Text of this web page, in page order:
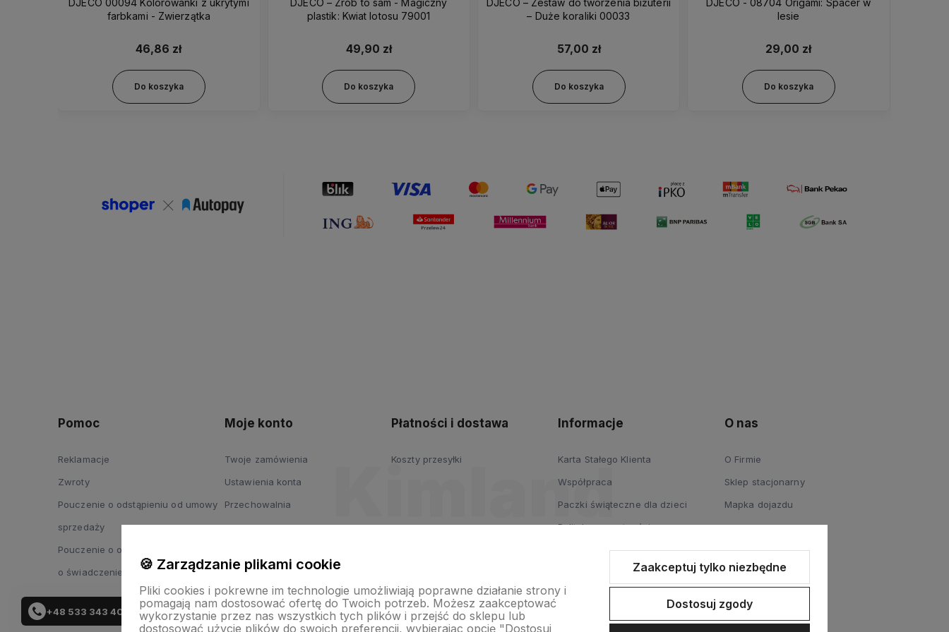
+48 533 343 402
farbkami - Zwierzątka
46,86 zł
Do koszyka
plastik: Kwiat lotosu 79001
49,90 zł
Do koszyka
– Duże koraliki 00033
57,00 zł
Do koszyka
lesie
29,00 zł
Do koszyka
Pomoc
Reklamacje
Zwroty
Pouczenie o odstąpieniu od umowy
sprzedaży
Pouczenie o odstąpieniu od umowy
o świadczenie usług
Moje konto
Twoje zamówienia
Ustawienia konta
Przechowalnia
Płatności i dostawa
Koszty przesyłki
Informacje
Karta Stałego Klienta
Współpraca
Paczki świąteczne dla dzieci
Polityka prywatności
O nas
O Firmie
Sklep stacjonarny
Mapka dojazdu
🍪 Zarządzanie plikami cookie
Pliki cookies i pokrewne im technologie umożliwiają poprawne działanie strony i
pomagają nam dostosować ofertę do Twoich potrzeb. Możesz zaakceptować
wykorzystanie przez nas wszystkich tych plików i przejść do sklepu lub
dostosować użycie plików do swoich preferencji, wybierając opcję "Dostosuj
Zaakceptuj tylko niezbędne
Dostosuj zgody